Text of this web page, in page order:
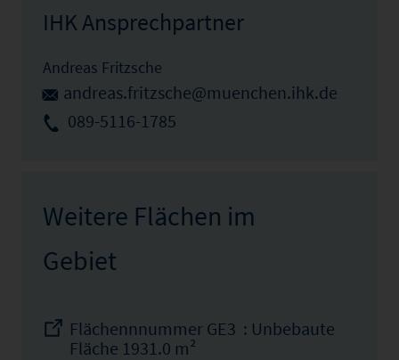
IHK Ansprechpartner
Andreas Fritzsche
andreas.fritzsche@muenchen.ihk.de
089-5116-1785
Weitere Flächen im
Gebiet
Flächennnummer GE3 : Unbebaute
Fläche 1931.0 m²